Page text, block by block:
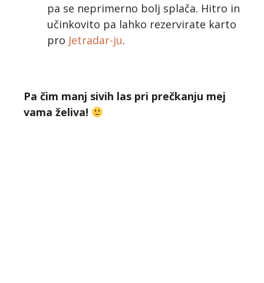
pa se neprimerno bolj splača. Hitro in
učinkovito pa lahko rezervirate karto
pro Jetradar-ju.
Pa čim manj sivih las pri prečkanju mej
vama želiva!